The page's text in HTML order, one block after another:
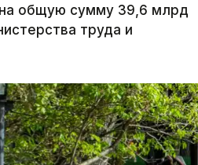
на общую сумму 39,6 млрд
труда и